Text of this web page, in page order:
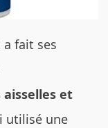
fait ses
et
utilisé une